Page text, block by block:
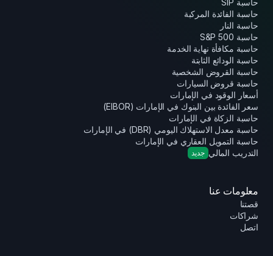
حاسبة الفائدة المركبة
حاسبة النار
حاسبة S&P 500
حاسبة مكافأة نهاية الخدمة
حاسبة الودائع الثابتة
حاسبة القروض الشخصية
حاسبة قروض السيارات
أسعار الوقود في الإمارات
سعر الفائدة بين البنوك في الإمارات (EIBOR)
حاسبة الزكاة في الإمارات
حاسبة معدل الاستهلاك اليومي (DBR) في الإمارات
حاسبة التمويل العقاري في الإمارات
التدريب المالي جديد
معلومات عنا
قصتنا
شراكات
اتصل